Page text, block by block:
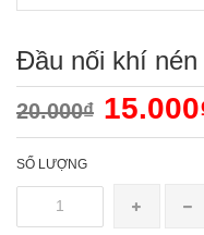
Đầu nối khí
20.000₫
SỐ LƯỢNG